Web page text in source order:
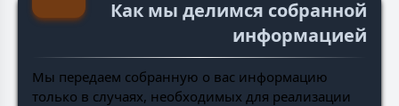
Как мы делимся собранной
информацией
Мы передаем собранную о вас информацию
только в случаях, необходимых для реализации